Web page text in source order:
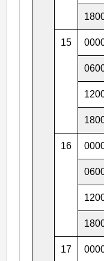
15
16
17